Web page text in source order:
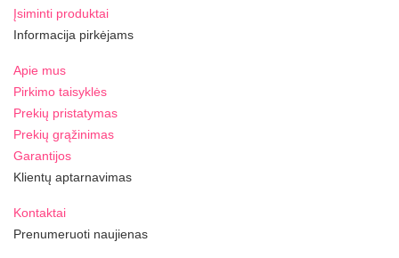
Įsiminti produktai
Informacija pirkėjams
Apie mus
Pirkimo taisyklės
Prekių pristatymas
Prekių grąžinimas
Garantijos
Klientų aptarnavimas
Kontaktai
Prenumeruoti naujienas